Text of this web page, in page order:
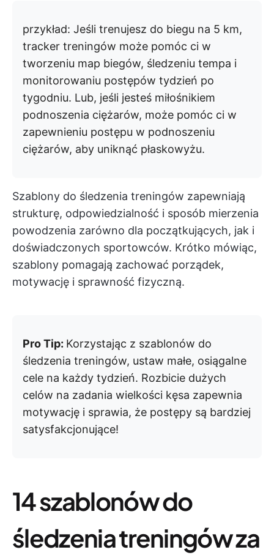
przykład: Jeśli trenujesz do biegu na 5 km,
tracker treningów może pomóc ci w
tworzeniu map biegów, śledzeniu tempa i
monitorowaniu postępów tydzień po
tygodniu. Lub, jeśli jesteś miłośnikiem
podnoszenia ciężarów, może pomóc ci w
zapewnieniu postępu w podnoszeniu
ciężarów, aby uniknąć płaskowyżu.
Szablony do śledzenia treningów zapewniają
strukturę, odpowiedzialność i sposób mierzenia
powodzenia zarówno dla początkujących, jak i
doświadczonych sportowców. Krótko mówiąc,
szablony pomagają zachować porządek,
motywację i sprawność fizyczną.
Pro Tip: Korzystając z szablonów do
śledzenia treningów, ustaw małe, osiągalne
cele na każdy tydzień. Rozbicie dużych
celów na zadania wielkości kęsa zapewnia
motywację i sprawia, że postępy są bardziej
satysfakcjonujące!
14 szablonów do
śledzenia treningów za